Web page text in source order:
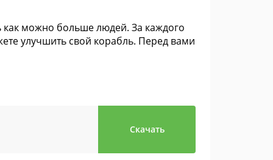
как можно больше людей. За каждого
улучшить свой корабль. Перед вами
Скачать